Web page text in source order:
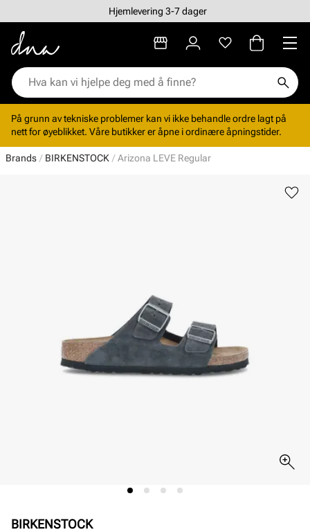
Hjemlevering 3-7 dager
På grunn av tekniske problemer kan vi ikke behandle ordre lagt på
nett for øyeblikket. Våre butikker er åpne i ordinære åpningstider.
Brands BIRKENSTOCK Arizona LEVE Regular
BIRKENSTOCK